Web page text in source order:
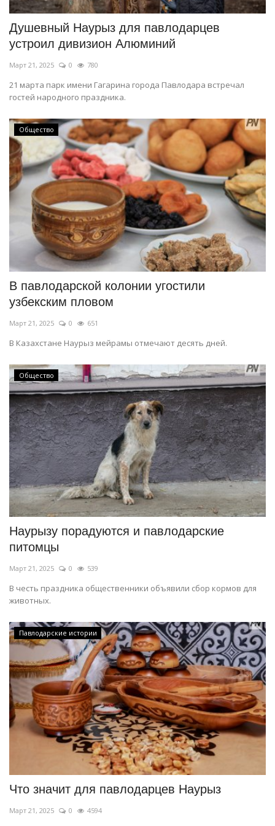
Душевный Наурыз для павлодарцев
устроил дивизион Алюминий
Март 21, 2025 0 780
21 марта парк имени Гагарина города Павлодара встречал
гостей народного праздника.
Общество
В павлодарской колонии угостили
узбекским пловом
Март 21, 2025 0 651
В Казахстане Наурыз мейрамы отмечают десять дней.
Общество
Наурызу порадуются и павлодарские
питомцы
Март 21, 2025 0 539
В честь праздника общественники объявили сбор кормов для
животных.
Павлодарские истории
Что значит для павлодарцев Наурыз
Март 21, 2025 0 4594